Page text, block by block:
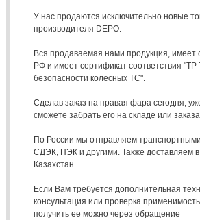
У нас продаются исключительно новые
производителя DEPO.
Вся продаваемая нами продукция, имеет
РФ и имеет сертификат соответствия
безопасности колесных ТС".
Сделав заказ на правая фара сегодня,
сможете забрать его на складе или
По России мы отправляем
СДЭК, ПЭК и другими. Также доставляем в
Казахстан.
Если Вам требуется дополнительная
консультация или проверка
получить ее можно через обращение